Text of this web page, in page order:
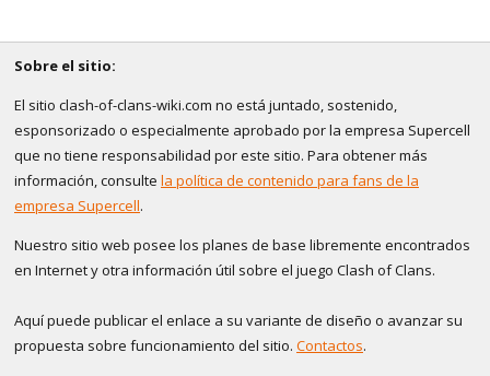
Sobre el sitio:
El sitio clash-of-clans-wiki.com no está juntado, sostenido,
esponsorizado o especialmente aprobado por la empresa Supercell
que no tiene responsabilidad por este sitio. Para obtener más
información, consulte la política de contenido para fans de la
empresa Supercell.
Nuestro sitio web posee los planes de base libremente encontrados
en Internet y otra información útil sobre el juego Clash of Clans.
Aquí puede publicar el enlace a su variante de diseño o avanzar su
propuesta sobre funcionamiento del sitio. Contactos.